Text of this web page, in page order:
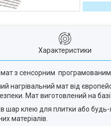
Характеристики
з сенсорним
нагрівальний мат від
Мат виготовлений на
шар клею для плитки або будь-
матеріалів